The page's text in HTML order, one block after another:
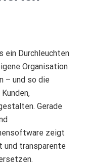
ein Durchleuchten
Organisation
– und so die
Gerade
zeigt
und transparente